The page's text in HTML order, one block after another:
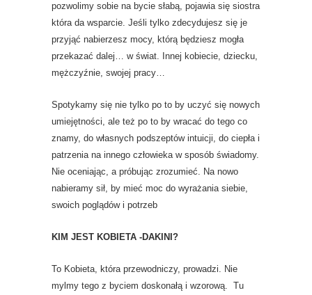
pozwolimy sobie na bycie słabą, pojawia się siostra
która da wsparcie. Jeśli tylko zdecydujesz się je
przyjąć nabierzesz mocy, którą będziesz mogła
przekazać dalej… w świat. Innej kobiecie, dziecku,
mężczyźnie, swojej pracy…
Spotykamy się nie tylko po to by uczyć się nowych
umiejętności, ale też po to by wracać do tego co
znamy, do własnych podszeptów intuicji, do ciepła i
patrzenia na innego człowieka w sposób świadomy.
Nie oceniając, a próbując zrozumieć. Na nowo
nabieramy sił, by mieć moc do wyrażania siebie,
swoich poglądów i potrzeb
KIM JEST KOBIETA -DAKINI?
To Kobieta, która przewodniczy, prowadzi. Nie
mylmy tego z byciem doskonałą i wzorową. Tu